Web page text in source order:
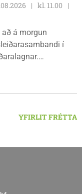
kl. 11.00
á morgun
í
fimmtudag
YFIRLIT FRÉTTA